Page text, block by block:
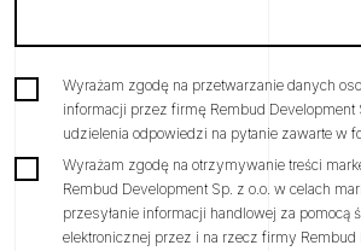
Wyrażam zgodę na przetwarzanie danych
informacji przez firmę Rembud Development
udzielenia odpowiedzi na pytanie zawarte w
Wyrażam zgodę na otrzymywanie treści
Rembud Development Sp. z o.o. w celach
przesyłanie informacji handlowej za pomocą
elektronicznej przez i na rzecz firmy Rembud